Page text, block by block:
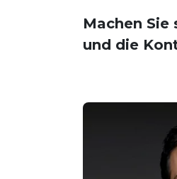
Machen Sie
und die